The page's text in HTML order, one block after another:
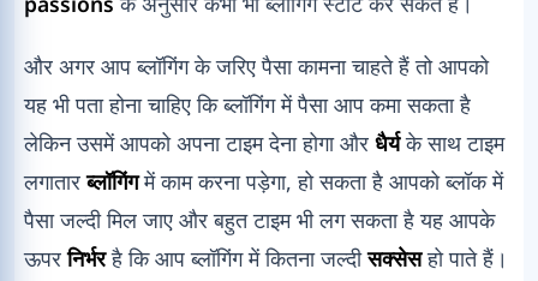
और अगर आप ब्लॉगिंग के जरिए पैसा कामना चाहते हैं तो आपको
यह भी पता होना चाहिए कि ब्लॉगिंग में पैसा आप कमा सकता है
लेकिन उसमें आपको अपना टाइम देना होगा और धैर्यके साथ टाइम
लगातारब्लॉगिंगमें काम करना पड़ेगा, हो सकता है आपको ब्लॉक में
पैसा जल्दी मिल जाए और बहुत टाइम भी लग सकता है यह आपके
ऊपरनिर्भरहै कि आप ब्लॉगिंग में कितना जल्दीसक्सेसहो पाते हैं।